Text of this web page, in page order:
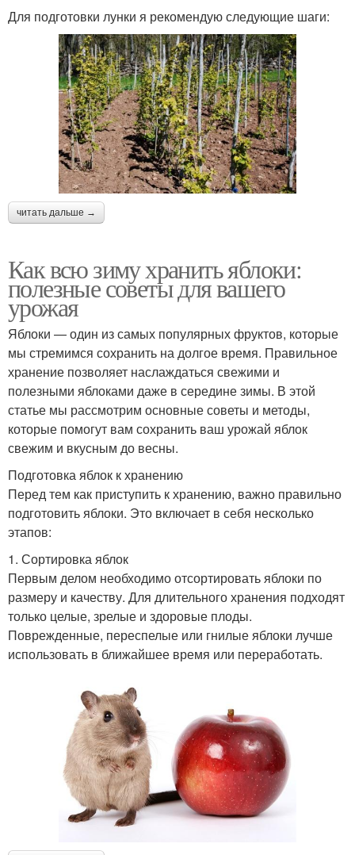
Для подготовки лунки я рекомендую следующие шаги:
читать дальше →
Как всю зиму хранить яблоки:
полезные советы для вашего
урожая
Яблоки — один из самых популярных фруктов, которые
мы стремимся сохранить на долгое время. Правильное
хранение позволяет наслаждаться свежими и
полезными яблоками даже в середине зимы. В этой
статье мы рассмотрим основные советы и методы,
которые помогут вам сохранить ваш урожай яблок
свежим и вкусным до весны.
Подготовка яблок к хранению
Перед тем как приступить к хранению, важно правильно
подготовить яблоки. Это включает в себя несколько
этапов:
1. Сортировка яблок
Первым делом необходимо отсортировать яблоки по
размеру и качеству. Для длительного хранения подходят
только целые, зрелые и здоровые плоды.
Поврежденные, переспелые или гнилые яблоки лучше
использовать в ближайшее время или переработать.